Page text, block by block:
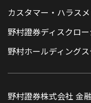
カスタマー・ハラス
野村證券ディスクロ
野村ホールディング
野村證券株式会社 金